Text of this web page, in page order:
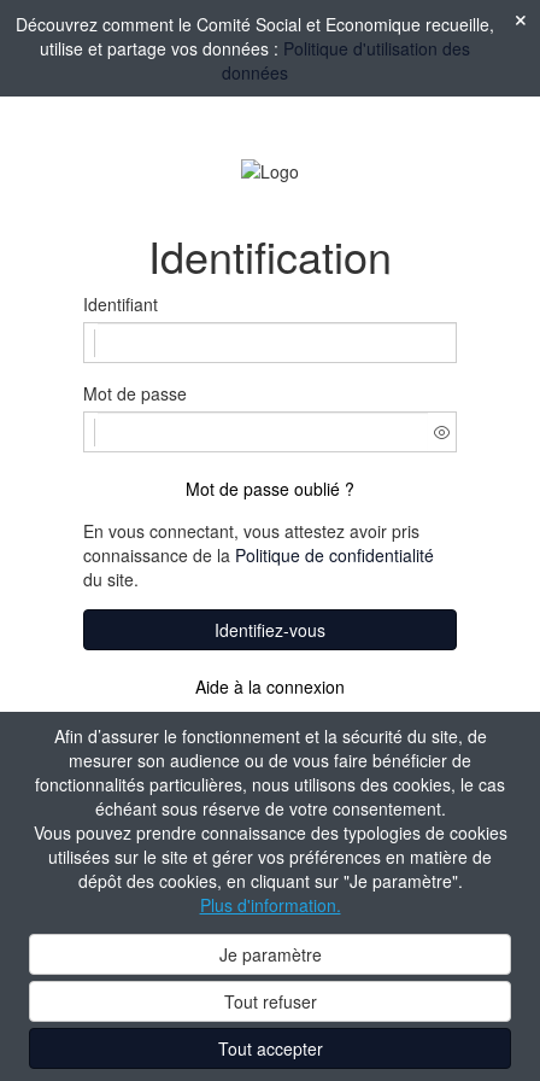
Afin d’assurer le fonctionnement et la sécurité du site, de
mesurer son audience ou de vous faire bénéficier de
fonctionnalités particulières, nous utilisons des cookies, le cas
échéant sous réserve de votre consentement.
Vous pouvez prendre connaissance des typologies de cookies
utilisées sur le site et gérer vos préférences en matière de
dépôt des cookies, en cliquant sur "Je paramètre".
Plus d'information.
Je paramètre
Tout refuser
Tout accepter
Découvrez comment le Comité Social et Economique recueille,
utilise et partage vos données : Politique d'utilisation des
données
Identification
Identifiant
Mot de passe
Mot de passe oublié ?
En vous connectant, vous attestez avoir pris
connaissance de la Politique de confidentialité
du site.
Identifiez-vous
Aide à la connexion